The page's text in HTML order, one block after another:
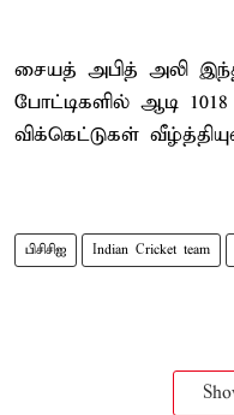
சையத் அபித் அலி
போட்டிகளில் ஆடி
விக்கெட்டுகள்
பிசிசிஐ Indian Cricket team